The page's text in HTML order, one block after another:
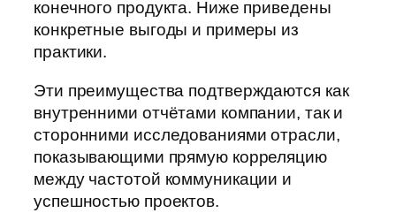
конечного продукта. Ниже приведены
конкретные выгоды и примеры из
практики.
Эти преимущества подтверждаются как
внутренними отчётами компании, так и
сторонними исследованиями отрасли,
показывающими прямую корреляцию
между частотой коммуникации и
успешностью проектов.